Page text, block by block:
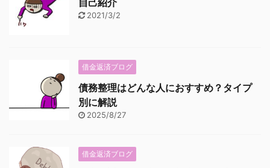
自己紹介
2021/3/2
借金返済ブログ
債務整理はどんな人におすすめ？タイプ
別に解説
2025/8/27
借金返済ブログ